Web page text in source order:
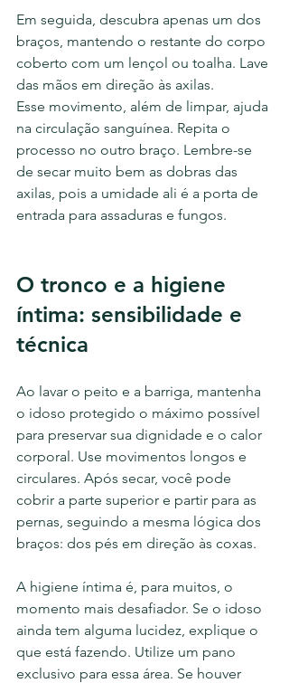
Em seguida, descubra apenas um dos
braços, mantendo o restante do corpo
coberto com um lençol ou toalha. Lave
das mãos em direção às axilas.
Esse movimento, além de limpar, ajuda
na circulação sanguínea. Repita o
processo no outro braço. Lembre-se
de secar muito bem as dobras das
axilas, pois a umidade ali é a porta de
entrada para assaduras e fungos.
O tronco e a higiene
íntima: sensibilidade e
técnica
Ao lavar o peito e a barriga, mantenha
o idoso protegido o máximo possível
para preservar sua dignidade e o calor
corporal. Use movimentos longos e
circulares. Após secar, você pode
cobrir a parte superior e partir para as
pernas, seguindo a mesma lógica dos
braços: dos pés em direção às coxas.
A higiene íntima é, para muitos, o
momento mais desafiador. Se o idoso
ainda tem alguma lucidez, explique o
que está fazendo. Utilize um pano
exclusivo para essa área. Se houver